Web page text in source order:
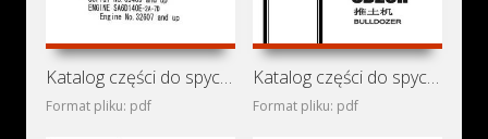
Katalog części do spycharki Komatsu D155A-5-R1
Format pliku: pdf
Katalog części do spycharek Shantui SD23, SD23E, SD23S,
Format pliku: pdf